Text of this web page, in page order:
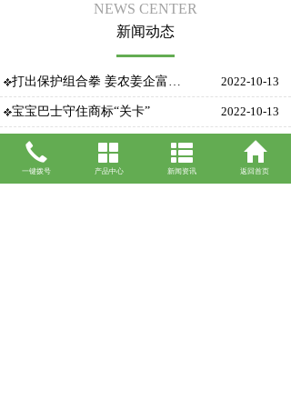
NEWS CENTER
新闻动态
2022-10-13
宝宝巴士守住商标“关卡” 2022-10-13
“元气森林”商标侵权案终审有果 2022-10-13
【案例】可以将名人的姓名注册为商标吗 2022-10-13
一键拨号 产品中心 新闻资讯 返回首页